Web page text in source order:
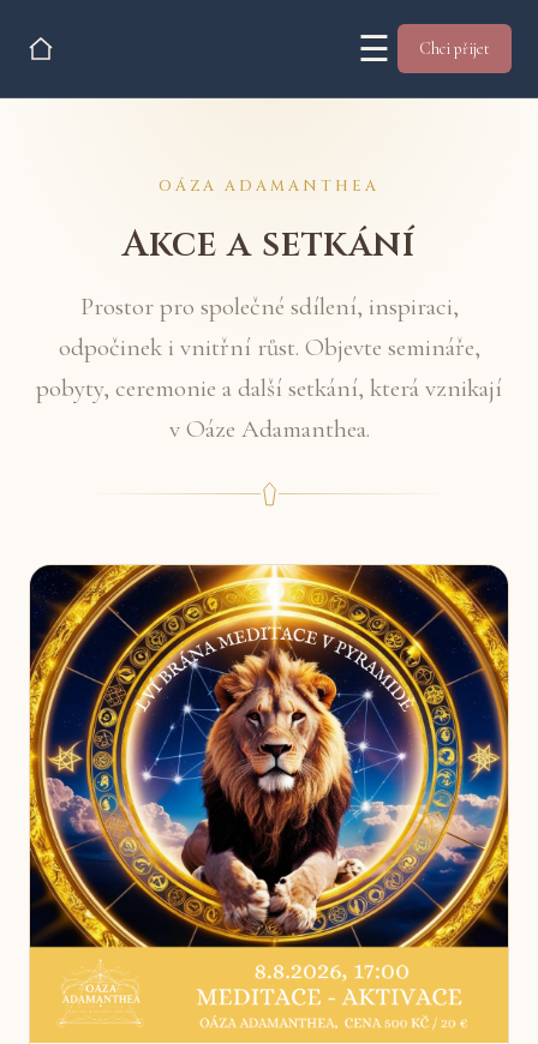
☰ Chci přijet
OÁZA ADAMANTHEA
Akce a setkání
Prostor pro společné sdílení, inspiraci,
odpočinek i vnitřní růst. Objevte semináře,
pobyty, ceremonie a další setkání, která vznikají
v Oáze Adamanthea.